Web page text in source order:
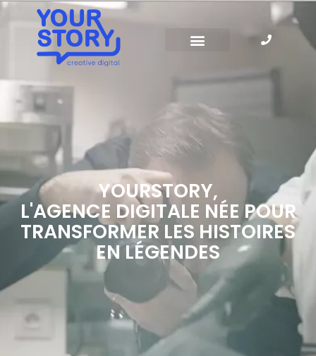
YOURSTORY,
L'AGENCE DIGITALE NÉE POUR
TRANSFORMER LES HISTOIRES
EN LÉGENDES